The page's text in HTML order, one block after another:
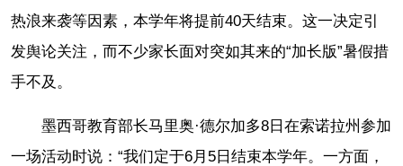
热浪来袭等因素，本学年将提前40天结束。这一决定引
发舆论关注，而不少家长面对突如其来的“加长版”暑假措
手不及。
墨西哥教育部长马里奥·德尔加多8日在索诺拉州参加
一场活动时说：“我们定于6月5日结束本学年。一方面，